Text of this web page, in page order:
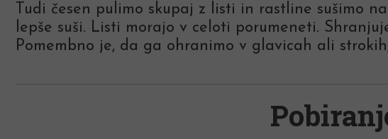
Tudi česen pulimo skupaj z listi in rastline sušimo
lepše suši. Listi morajo v celoti porumeneti.
Pomembno je, da ga ohranimo v glavicah ali